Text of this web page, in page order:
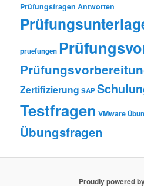
Prüfungsfragen Antworten
pruefungen
Zertifizierung SAP
Testfragen VMware
Übungsfragen
Proudly powered